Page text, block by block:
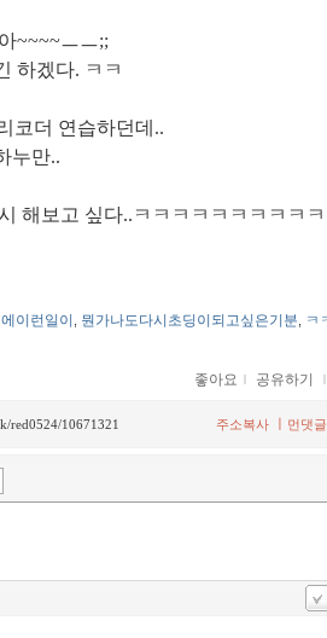
~~~~ㅡㅡ;;
하겠다. ㅋㅋ
코더 연습하던데..
누만..
해보고 싶다..ㅋㅋㅋㅋㅋㅋㅋㅋㅋ
이런일이 뭔가나도다시초딩이되고싶은기분
ㅋ
좋아요 ｌ 공유하기
red0524/10671321 먼댓
주소복사 ㅣ